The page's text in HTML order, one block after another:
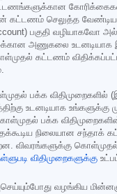
செலுத்த
பகுதி வழியாகவோ
அணுகலை உடனடியாக
கட்டணம் விதிக்கப்பட்ட
பக்க
உடனடியாக
பக்க
நிலையான சந்தாக்
விவரங்களுக்கு
விதிமுறைகளுக்கு
வழங்கிய